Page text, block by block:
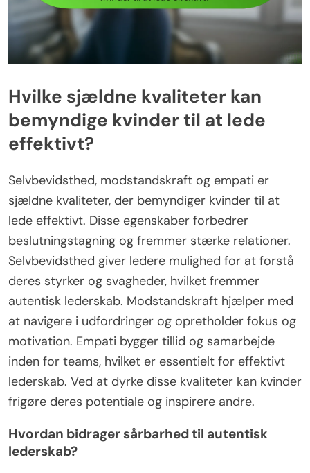
Hvilke sjældne kvaliteter kan
bemyndige kvinder til at lede
effektivt?
Selvbevidsthed, modstandskraft og empati er
sjældne kvaliteter, der bemyndiger kvinder til at
lede effektivt. Disse egenskaber forbedrer
beslutningstagning og fremmer stærke relationer.
Selvbevidsthed giver ledere mulighed for at forstå
deres styrker og svagheder, hvilket fremmer
autentisk lederskab. Modstandskraft hjælper med
at navigere i udfordringer og opretholder fokus og
motivation. Empati bygger tillid og samarbejde
inden for teams, hvilket er essentielt for effektivt
lederskab. Ved at dyrke disse kvaliteter kan kvinder
frigøre deres potentiale og inspirere andre.
Hvordan bidrager sårbarhed til autentisk
lederskab?